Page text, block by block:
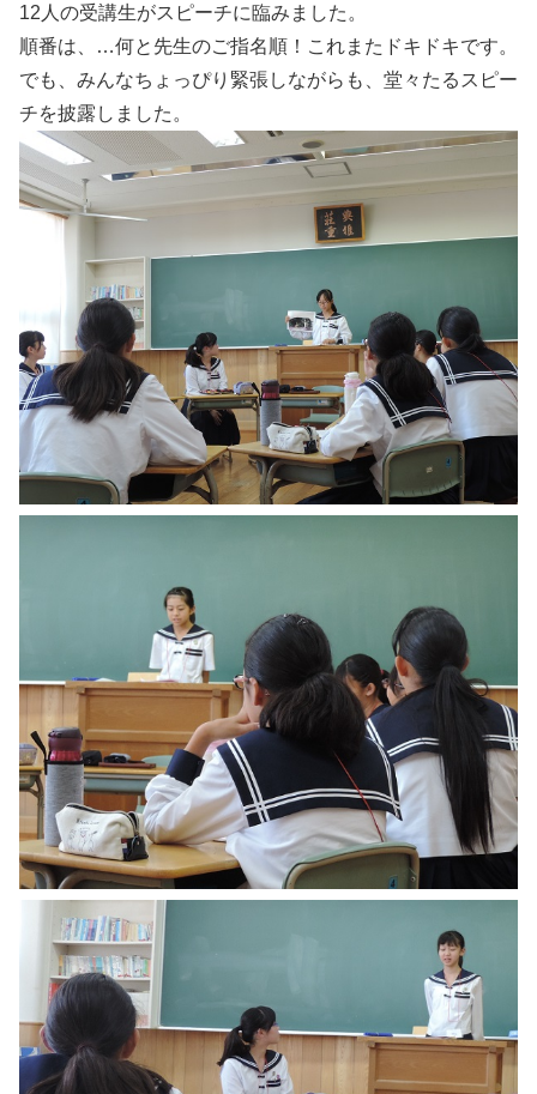
12人の受講生がスピーチに臨みました。
順番は、…何と先生のご指名順！これまたドキドキです。
でも、みんなちょっぴり緊張しながらも、堂々たるスピー
チを披露しました。